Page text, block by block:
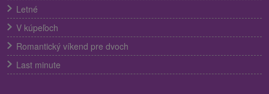
Letné
V kúpeľoch
Romantický víkend pre dvoch
Last minute